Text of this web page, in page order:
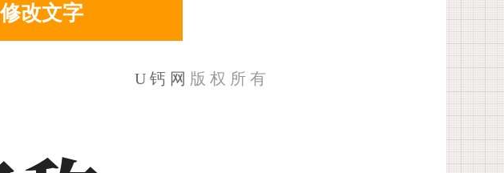
U钙网 版权所有